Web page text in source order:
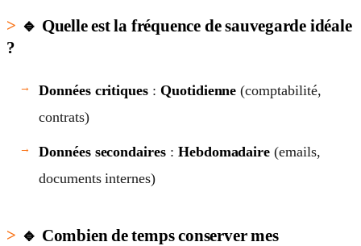
🔹 Quelle est la fréquence de sauvegarde idéale
?
Données critiques : Quotidienne (comptabilité,
contrats)
Données secondaires: Hebdomadaire (emails,
documents internes)
🔹 Combien de temps conserver mes